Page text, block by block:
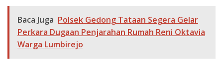
Baca Juga Polsek Gedong Tataan Segera Gelar
Perkara Dugaan Penjarahan Rumah Reni Oktavia
Warga Lumbirejo